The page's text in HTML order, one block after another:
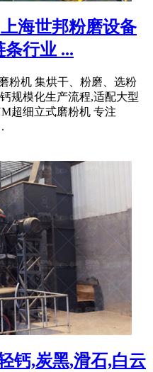
海世邦粉磨设备
行业 ...
粉机 集烘干、粉磨、选粉
规模化生产流程,适配大型
超细立式磨粉机 专注
钙,炭黑,滑石,白云